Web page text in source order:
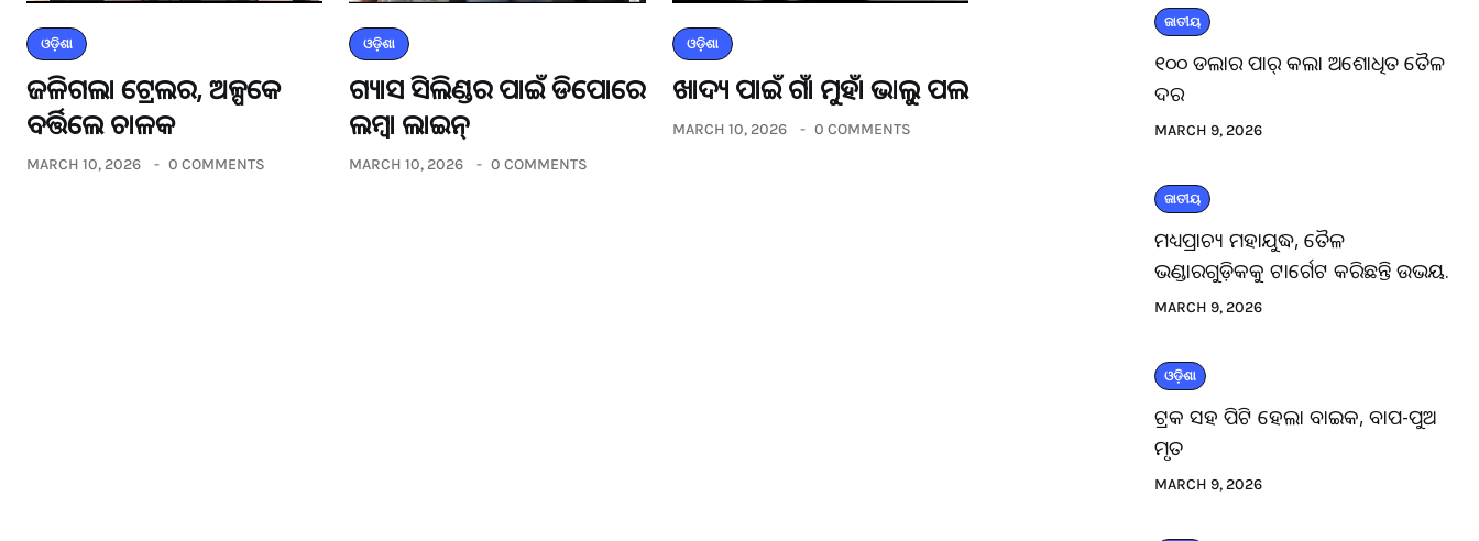
ଓଡ଼ିଶା
ଜଳିଗଲା ଟ୍ରେଲର, ଅଳ୍ପକେ
ବର୍ତ୍ତିଲେ ଚାଳକ
MARCH 10, 2026 0 COMMENTS
ଓଡ଼ିଶା
ଗ୍ୟାସ ସିଲିଣ୍ଡର ପାଇଁ ଡିପୋରେ
ଲମ୍ବା ଲାଇନ୍
MARCH 10, 2026 0 COMMENTS
ଓଡ଼ିଶା
ଖାଦ୍ୟ ପାଇଁ ଗାଁ ମୁହାଁ ଭାଲୁ ପଲ
MARCH 10, 2026 0 COMMENTS
ଜାତୀୟ
୧୦୦ ଡଲାର ପାର୍ କଲା ଅଶୋଧିତ ତୈଳ
ଦର
MARCH 9, 2026
ଜାତୀୟ
ମଧ୍ୟପ୍ରାଚ୍ୟ ମହାଯୁଦ୍ଧ, ତୈଳ
ଭଣ୍ଡାରଗୁଡ଼ିକକୁ ଟାର୍ଗେଟ କରିଛନ୍ତି ଉଭୟ.
MARCH 9, 2026
ଓଡ଼ିଶା
ଟ୍ରକ ସହ ପିଟି ହେଲା ବାଇକ, ବାପ-ପୁଅ
ମୃତ
MARCH 9, 2026